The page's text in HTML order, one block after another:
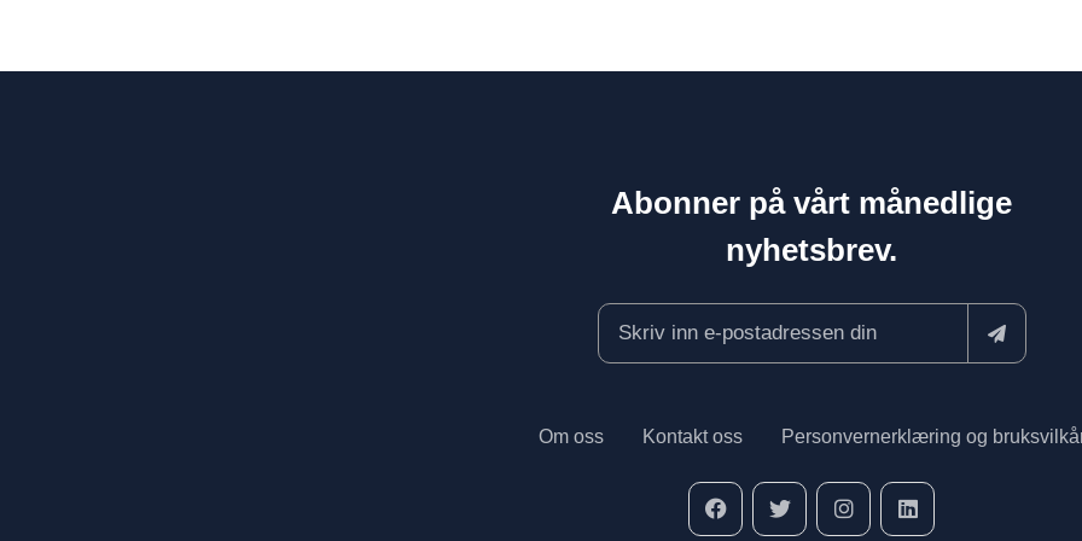
Abonner på vårt månedlige
nyhetsbrev.
Om oss Kontakt oss Personvernerklæring og